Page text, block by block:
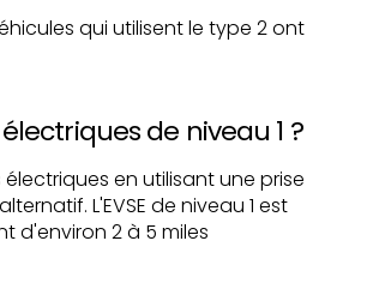
qui utilisent le type 2 ont
de niveau 1 ?
en utilisant une prise
L'EVSE de niveau 1 est
d'environ 2 à 5 miles